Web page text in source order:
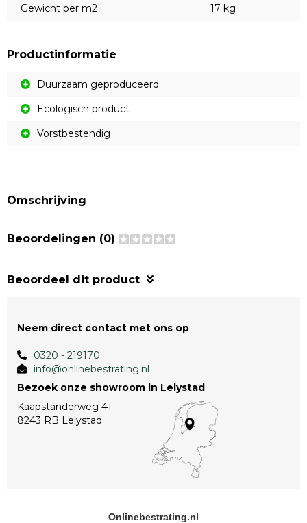
Gewicht per m2
17 kg
Productinformatie
Duurzaam geproduceerd
Ecologisch product
Vorstbestendig
Omschrijving
Beoordelingen (0)
Beoordeel dit product
Neem direct contact met ons op
0320 - 219170
info@onlinebestrating.nl
Bezoek onze showroom in Lelystad
Kaapstanderweg 41
8243 RB Lelystad
Onlinebestrating.nl